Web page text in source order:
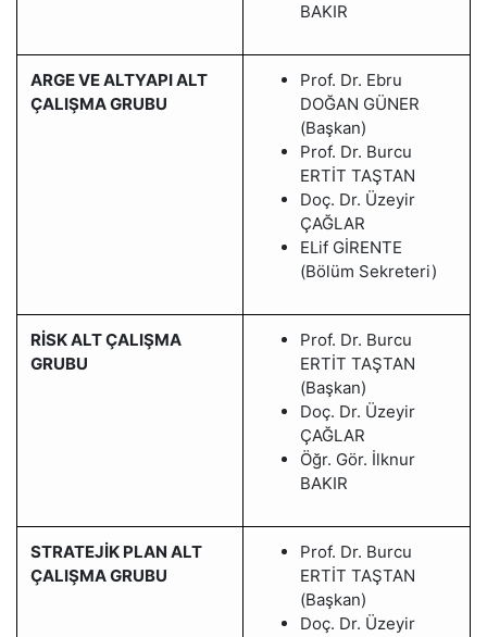
BAKIR
ARGE VE ALTYAPI ALT
ÇALIŞMA GRUBU
Prof. Dr. Ebru
DOĞAN GÜNER
(Başkan)
Prof. Dr. Burcu
ERTİT TAŞTAN
Doç. Dr. Üzeyir
ÇAĞLAR
ELif GİRENTE
(Bölüm Sekreteri)
RİSK ALT ÇALIŞMA
GRUBU
Prof. Dr. Burcu
ERTİT TAŞTAN
(Başkan)
Doç. Dr. Üzeyir
ÇAĞLAR
Öğr. Gör. İlknur
BAKIR
STRATEJİK PLAN ALT
ÇALIŞMA GRUBU
Prof. Dr. Burcu
ERTİT TAŞTAN
(Başkan)
Doç. Dr. Üzeyir